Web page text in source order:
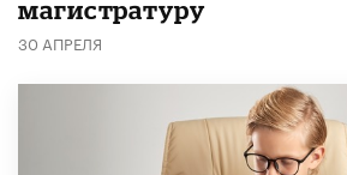
магистратуру
30 АПРЕЛЯ